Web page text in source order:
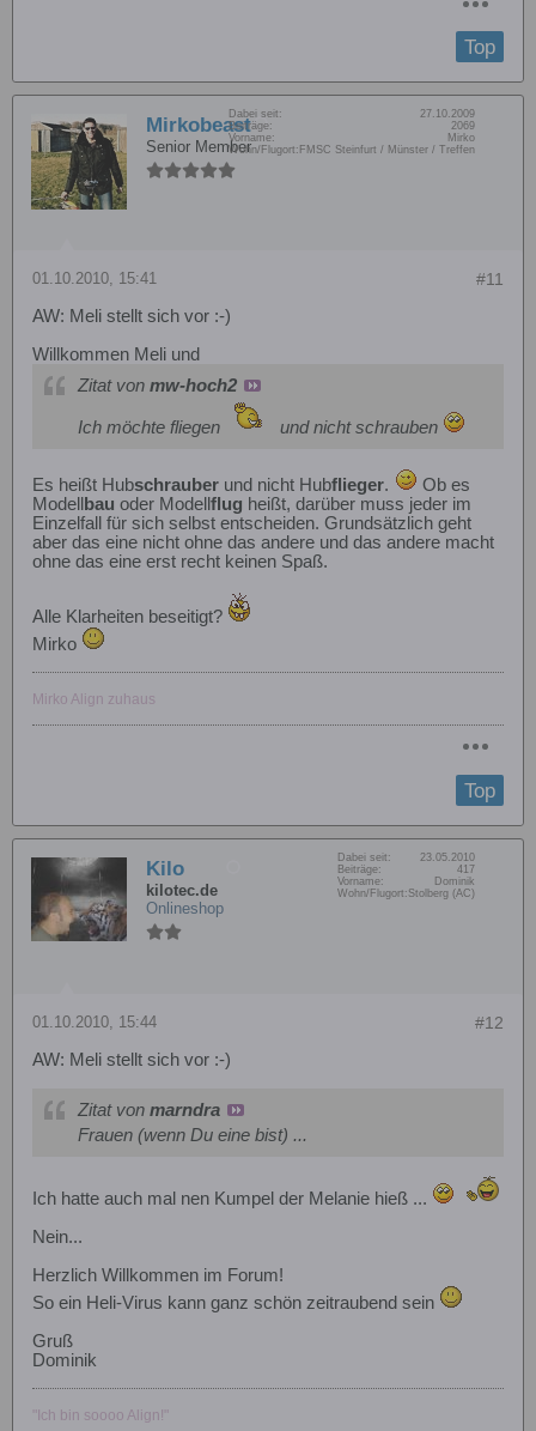
Top
Mirkobeast
Senior Member
Dabei seit:
27.10.2009
Beiträge:
2069
Vorname:
Mirko
Wohn/Flugort: FMSC Steinfurt / Münster / Treffen
#11
01.10.2010, 15:41
AW: Meli stellt sich vor :-)
Willkommen Meli und
Zitat von mw-hoch2
Ich möchte fliegen und nicht schrauben
Es heißt Hubschrauber und nicht Hubflieger.
Ob es
Modell bau oder Modell flug heißt, darüber muss jeder im
Einzelfall für sich selbst entscheiden. Grundsätzlich geht
aber das eine nicht ohne das andere und das andere macht
ohne das eine erst recht keinen Spaß.
Alle Klarheiten beseitigt?
Mirko
Mirko Align zuhaus
Top
Kilo
kilotec.de
Onlineshop
Dabei seit:
23.05.2010
Beiträge:
417
Vorname:
Dominik
Wohn/Flugort: Stolberg (AC)
#12
01.10.2010, 15:44
AW: Meli stellt sich vor :-)
Zitat von marndra
Frauen (wenn Du eine bist) ...
Ich hatte auch mal nen Kumpel der Melanie hieß ...
Nein...
Herzlich Willkommen im Forum!
So ein Heli-Virus kann ganz schön zeitraubend sein
Gruß
Dominik
"Ich bin soooo Align!"